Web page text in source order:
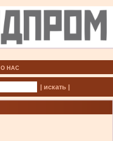
О НАС
| искать |